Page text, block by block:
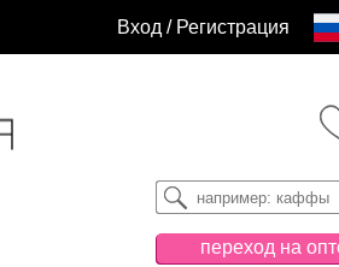
Вход / Регистрация
переход на